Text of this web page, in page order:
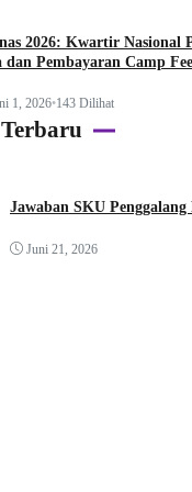
2026: Kwartir Nasional
dan Pembayaran Camp
1, 2026•143 Dilihat
Jawaban SKU
Juni 21, 2026